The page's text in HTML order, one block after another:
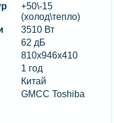
+50\-15
(холод\тепло)
3510 Вт
62 дБ
810х946х410
1 год
Китай
GMCC Toshiba